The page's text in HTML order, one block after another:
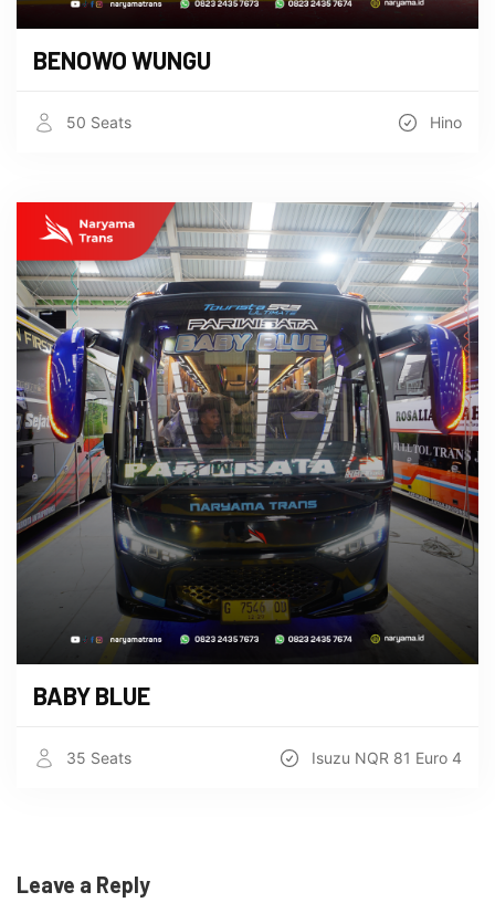
BENOWO WUNGU
50 Seats Hino
BABY BLUE
35 Seats Isuzu NQR 81 Euro 4
Leave a Reply